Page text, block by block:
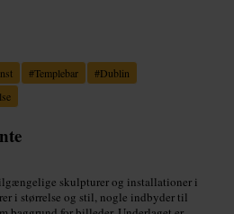
#Templebar #Dublin
skulpturer og installationer i
i størrelse og stil, nogle indbyder til